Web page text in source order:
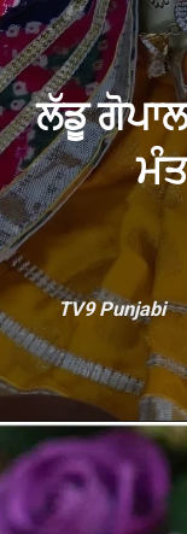
ਲੱਡੂ
TV9 Punjabi